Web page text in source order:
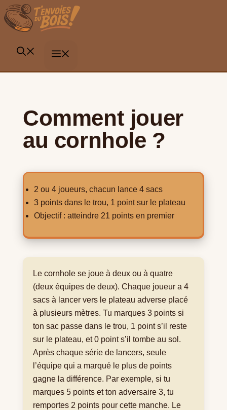
Aller
au
contenu
Comment jouer
au cornhole ?
2 ou 4 joueurs, chacun lance 4 sacs
3 points dans le trou, 1 point sur le plateau
Objectif : atteindre 21 points en premier
Le cornhole se joue à deux ou à quatre
(deux équipes de deux). Chaque joueur a 4
sacs à lancer vers le plateau adverse placé
à plusieurs mètres. Tu marques 3 points si
ton sac passe dans le trou, 1 point s’il reste
sur le plateau, et 0 point s’il tombe au sol.
Après chaque série de lancers, seule
l’équipe qui a marqué le plus de points
gagne la différence. Par exemple, si tu
marques 5 points et ton adversaire 3, tu
remportes 2 points pour cette manche. Le